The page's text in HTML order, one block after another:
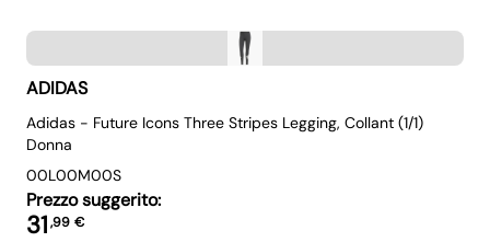
ADIDAS
Adidas - Future Icons Three Stripes Legging, Collant (1/1)
Donna
00L00M00S
Prezzo suggerito:
31,99 €